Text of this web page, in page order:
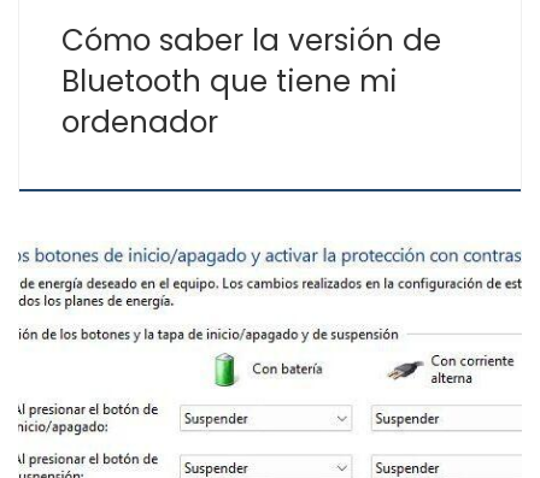
Cómo saber la versión de
Bluetooth que tiene mi
ordenador
Cuando dejamos de usar el ordenador lo habitual es
apagarlo para consumir menos electricidad y no
mantener el equipo trabajando sin necesidad, recuerda
que los componentes físicos (hardware) de los
ordenadores tienen una vida útil estimada, lo cuál, tras
miles de horas de funcionamiento pueden dejar de
funcionar correctamente o […]